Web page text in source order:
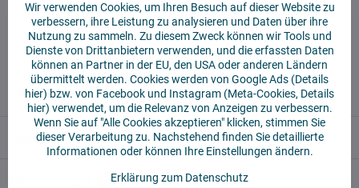
Produzent:Vysajto.sk
✅ Sofort versandfertig
✅ KOSTENLOSE Lieferung ab 55 EUR
✅14 Tage für die Rücksendung der Ware
Beschreibung
Wir verwenden Cookies, um Ihren Besuch auf dieser Website zu
verbessern, ihre Leistung zu analysieren und Daten über ihre
Nutzung zu sammeln. Zu diesem Zweck können wir Tools und
Dienste von Drittanbietern verwenden, und die erfassten Daten
können an Partner in der EU, den USA oder anderen Ländern
übermittelt werden. Cookies werden von Google Ads (Details
hier) bzw. von Facebook und Instagram (Meta-Cookies, Details
hier) verwendet, um die Relevanz von Anzeigen zu verbessern.
Wenn Sie auf "Alle Cookies akzeptieren" klicken, stimmen Sie
dieser Verarbeitung zu. Nachstehend finden Sie detaillierte
Informationen oder können Ihre Einstellungen ändern.
Erklärung zum Datenschutz